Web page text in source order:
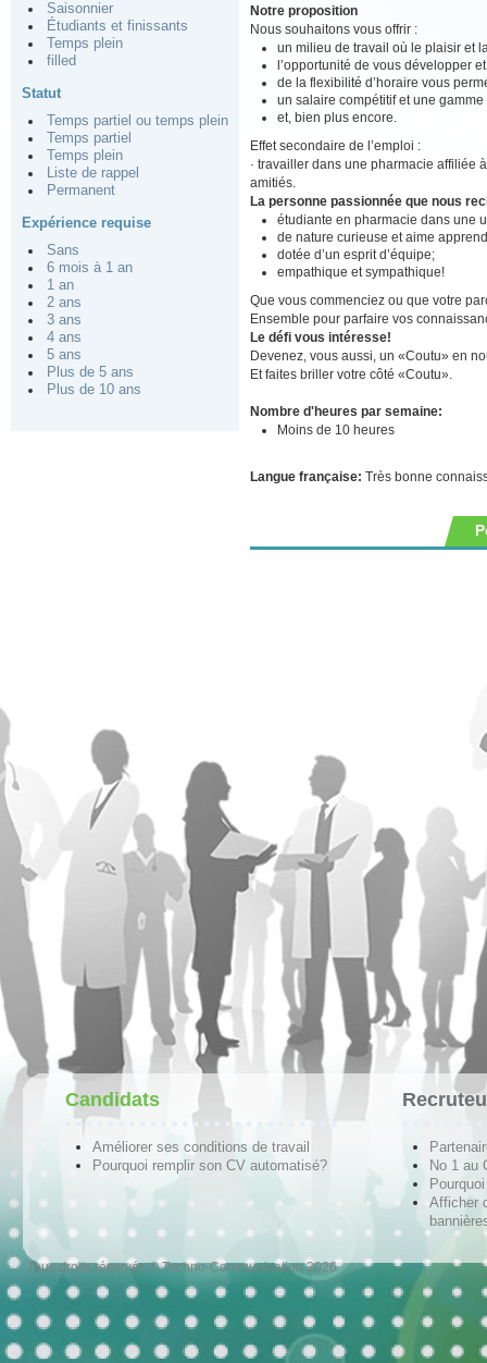
Saisonnier
Étudiants et finissants
Temps plein
filled
Statut
Temps partiel ou temps plein
Temps partiel
Temps plein
Liste de rappel
Permanent
Expérience requise
Sans
6 mois à 1 an
1 an
2 ans
3 ans
4 ans
5 ans
Plus de 5 ans
Plus de 10 ans
Notre proposition
Nous souhaitons vous offrir :
un milieu de travail où le plaisir et
l’opportunité de vous développer
de la flexibilité d’horaire vous
un salaire compétitif et une gamme
et, bien plus encore.
Effet secondaire de l’emploi :
· travailler dans une pharmacie affiliée
amitiés.
La personne passionnée que nous
étudiante en pharmacie dans une
de nature curieuse et aime
dotée d’un esprit d’équipe;
empathique et sympathique!
Que vous commenciez ou que votre
Ensemble pour parfaire vos
Le défi vous intéresse!
Devenez, vous aussi, un «Coutu» en
Et faites briller votre côté «Coutu».
Nombre d'heures par semaine:
Moins de 10 heures
Langue française: Très bonne
Candidats
Améliorer ses conditions de travail
Pourquoi remplir son CV automatisé?
No 1 au
Afficher
Tous droits réservés © Techno-Communication 2026